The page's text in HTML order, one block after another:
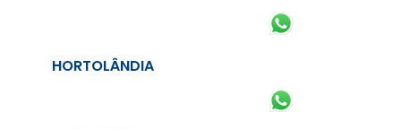
HORTOLÂNDIA